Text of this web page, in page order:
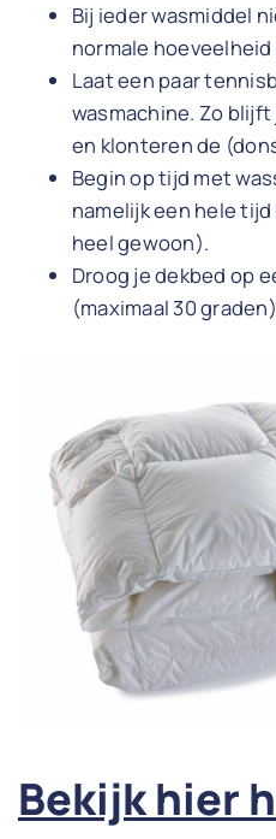
Bij ieder wasmiddel
normale
Laat een paar
wasmachine. Zo
en klonteren de
Begin op tijd met
namelijk een hele
heel gewoon).
Droog je dekbed op
(maximaal 30
Bekijk hier